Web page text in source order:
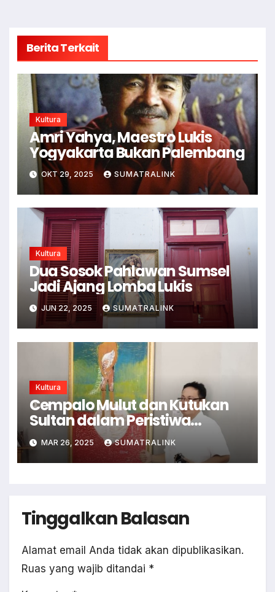
Berita Terkait
Kultura
Amri Yahya, Maestro Lukis
Yogyakarta Bukan Palembang
OKT 29, 2025 SUMATRALINK
Kultura
Dua Sosok Pahlawan Sumsel
Jadi Ajang Lomba Lukis
JUN 22, 2025 SUMATRALINK
Kultura
Cempalo Mulut dan Kutukan
Sultan dalam Peristiwa
Budaya Abad Ini
MAR 26, 2025 SUMATRALINK
Tinggalkan Balasan
Alamat email Anda tidak akan dipublikasikan.
Ruas yang wajib ditandai *